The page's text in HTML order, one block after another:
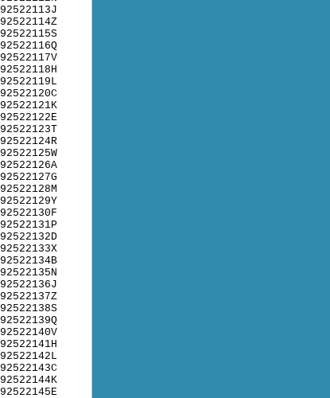
92522113J
92522114Z
92522115S
92522116Q
92522117V
92522118H
92522119L
92522120C
92522121K
92522122E
92522123T
92522124R
92522125W
92522126A
92522127G
92522128M
92522129Y
92522130F
92522131P
92522132D
92522133X
92522134B
92522135N
92522136J
92522137Z
92522138S
92522139Q
92522140V
92522141H
92522142L
92522143C
92522144K
92522145E